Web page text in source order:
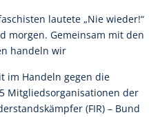
lautete „Nie wieder!“
morgen. Gemeinsam mit den
handeln wir
im Handeln gegen die
Mitgliedsorganisationen der
(FIR) – Bund